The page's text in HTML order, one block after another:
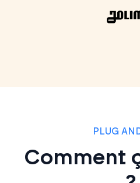
PLUG
Comment